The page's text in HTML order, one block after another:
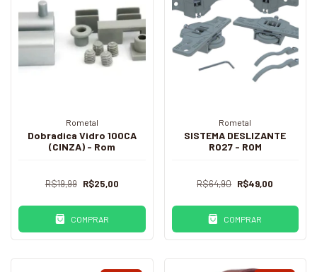
Rometal
Dobradica Vidro 100CA
(CINZA) - Rom
R$19,99 R$25,00
COMPRAR
Rometal
SISTEMA DESLIZANTE
RO27 - ROM
R$64,90 R$49,00
COMPRAR